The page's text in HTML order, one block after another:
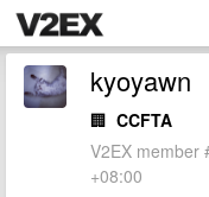
kyoyawn
🏢 CCFTA
V2EX member
+08:00